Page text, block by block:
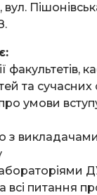
факультетів,
та сучасних
умови
з
всі питання